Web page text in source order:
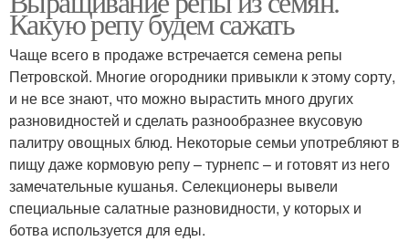
Какую репу будем сажать
Чаще всего в продаже встречается семена репы
Петровской. Многие огородники привыкли к этому сорту,
и не все знают, что можно вырастить много других
разновидностей и сделать разнообразнее вкусовую
палитру овощных блюд. Некоторые семьи употребляют в
пищу даже кормовую репу – турнепс – и готовят из него
замечательные кушанья. Селекционеры вывели
специальные салатные разновидности, у которых и
ботва используется для еды.